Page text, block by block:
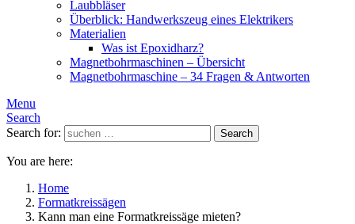
Laubbläser
Überblick: Handwerkszeug eines Elektrikers
Materialien
Was ist Epoxidharz?
Magnetbohrmaschinen – Übersicht
Magnetbohrmaschine – 34 Fragen & Antworten
Menu
Search
Search for:
Search
You are here:
Home
Formatkreissägen
Kann man eine Formatkreissäge mieten?